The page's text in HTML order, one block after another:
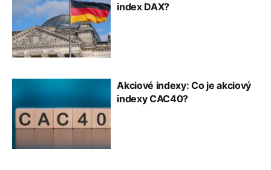
index DAX?
Akciové indexy: Co je akciový
indexy CAC40?